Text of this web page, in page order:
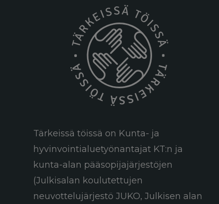
Tärkeissä töissä on Kunta- ja
hyvinvointialuetyönantajat KT:n ja
kunta-alan pääsopijajärjestöjen
(Julkisalan koulutettujen
neuvottelujärjestö JUKO, Julkisen alan